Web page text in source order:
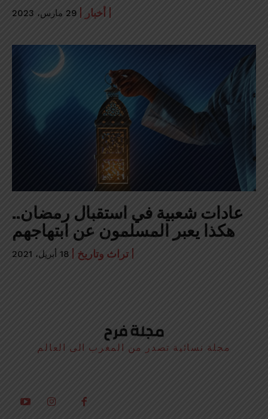
أخبار 29 مارس، 2023
عادات شعبية في استقبال رمضان..
هكذا يعبر المسلمون عن ابتهاجهم
تراث وتاريخ 18 أبريل، 2021
مجلة نسائية تصدر من المغرب الى العالم